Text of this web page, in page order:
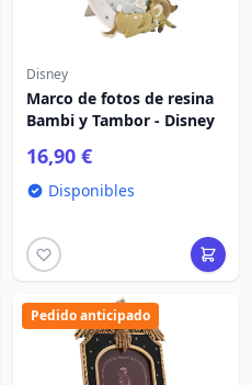
Disney
Marco de fotos de resina
Bambi y Tambor - Disney
16,90 €
Disponibles
Pedido anticipado